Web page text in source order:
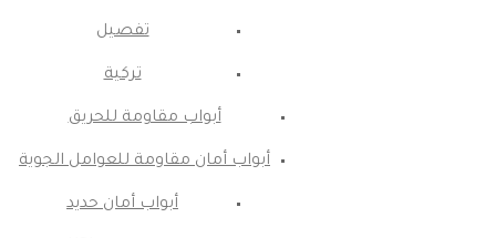
تفصيل
تركية
أبواب مقاومة للحريق
أبواب أمان مقاومة للعوامل الجوية
أبواب أمان حديد